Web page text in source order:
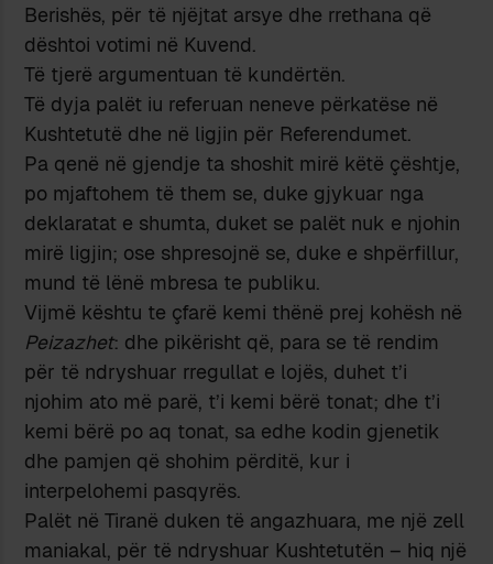
Berishës, për të njëjtat arsye dhe rrethana që
dështoi votimi në Kuvend.
Të tjerë argumentuan të kundërtën.
Të dyja palët iu referuan neneve përkatëse në
Kushtetutë dhe në ligjin për Referendumet.
Pa qenë në gjendje ta shoshit mirë këtë çështje,
po mjaftohem të them se, duke gjykuar nga
deklaratat e shumta, duket se palët nuk e njohin
mirë ligjin; ose shpresojnë se, duke e shpërfillur,
mund të lënë mbresa te publiku.
Vijmë kështu te çfarë kemi thënë prej kohësh në
Peizazhet: dhe pikërisht që, para se të rendim
për të ndryshuar rregullat e lojës, duhet t’i
njohim ato më parë, t’i kemi bërë tonat; dhe t’i
kemi bërë po aq tonat, sa edhe kodin gjenetik
dhe pamjen që shohim përditë, kur i
interpelohemi pasqyrës.
Palët në Tiranë duken të angazhuara, me një zell
maniakal, për të ndryshuar Kushtetutën – hiq një